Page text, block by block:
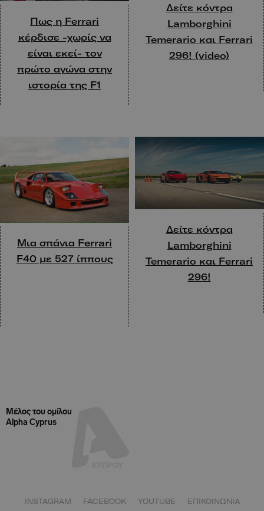
Πως η Ferrari
κέρδισε -χωρίς να
είναι εκεί- τον
πρώτο αγώνα στην
ιστορία της F1
Δείτε κόντρα
Lamborghini
Temerario και Ferrari
296! (video)
Μια σπάνια Ferrari
F40 με 527 ίππους
Δείτε κόντρα
Lamborghini
Temerario και Ferrari
296!
Μέλος του ομίλου
Alpha Cyprus
INSTAGRAM FACEBOOK YOUTUBE ΕΠΙΚΟΙΝΩΝΙΑ